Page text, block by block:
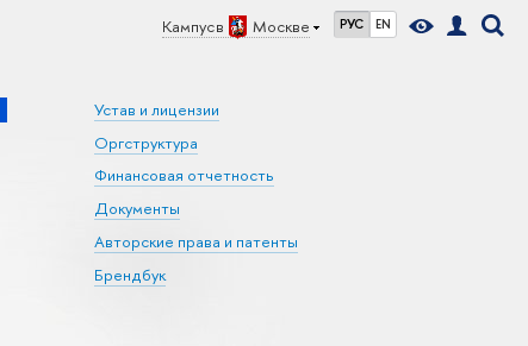
Кампус в Москве РУС EN
Устав и лицензии
Оргструктура
Финансовая отчетность
Документы
Авторские права и патенты
Брендбук